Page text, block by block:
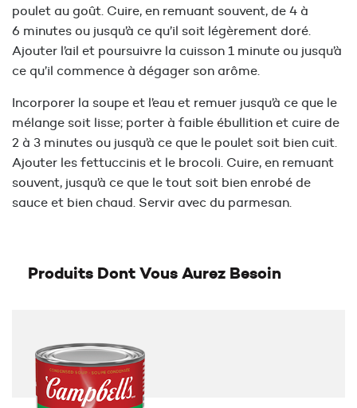
poulet au goût. Cuire, en remuant souvent, de 4 à
6 minutes ou jusqu’à ce qu’il soit légèrement doré.
Ajouter l’ail et poursuivre la cuisson 1 minute ou jusqu’à
ce qu’il commence à dégager son arôme.
Incorporer la soupe et l’eau et remuer jusqu’à ce que le
mélange soit lisse; porter à faible ébullition et cuire de
2 à 3 minutes ou jusqu’à ce que le poulet soit bien cuit.
Ajouter les fettuccinis et le brocoli. Cuire, en remuant
souvent, jusqu’à ce que le tout soit bien enrobé de
sauce et bien chaud. Servir avec du parmesan.
Produits Dont Vous Aurez Besoin